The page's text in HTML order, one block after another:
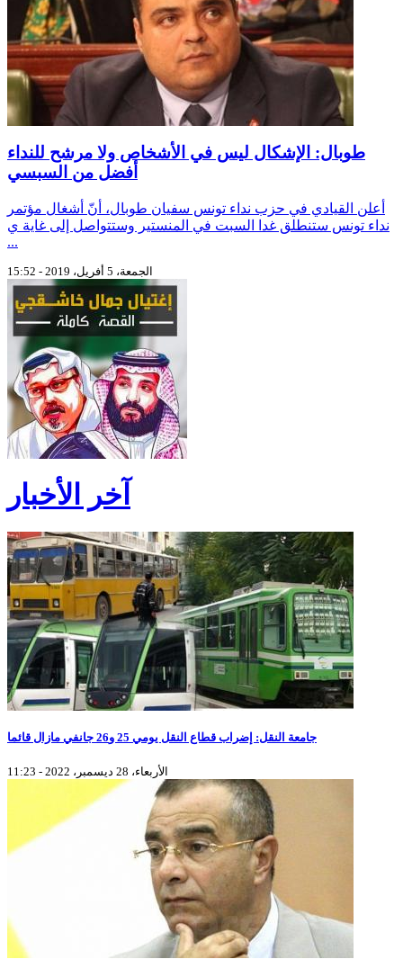
طوبال: الإشكال ليس في الأشخاص ولا مرشح للنداء
أفضل من السبسي
أعلن القيادي في حزب نداء تونس سفيان طوبال، أنّ أشغال مؤتمر
نداء تونس ستنطلق غدا السبت في المنستير وستتواصل إلى غاية ي
...
الجمعة، 5 أفريل، 2019 - 15:52
آخر الأخبار
جامعة النقل: إضراب قطاع النقل يومي 25 و26 جانفي مازال قائما
الأربعاء، 28 ديسمبر، 2022 - 11:23